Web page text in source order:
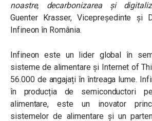
noastre, decarbonizarea și
Guenter Krasser, Vicepreședinte și
Infineon în România.
Infineon este un lider global în
sisteme de alimentare și Internet of
56.000 de angajați în întreaga lume.
în producția de semiconductori
alimentare, este un inovator
sistemelor de alimentare și un